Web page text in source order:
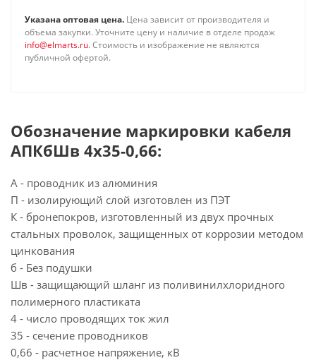
Указана оптовая цена. Цена зависит от производителя и
объема закупки. Уточните цену и наличие в отделе продаж
info@elmarts.ru. Стоимость и изображение не являются
публичной офертой.
Обозначение маркировки кабеля
АПКбШв 4х35-0,66:
А - проводник из алюминия
П - изолирующий слой изготовлен из ПЭТ
К - бронепокров, изготовленный из двух прочных
стальных проволок, защищенных от коррозии методом
цинкования
б - Без подушки
Шв - защищающий шланг из поливинилхлоридного
полимерного пластиката
4 - число проводящих ток жил
35 - сечение проводников
0,66 - расчетное напряжение, кВ